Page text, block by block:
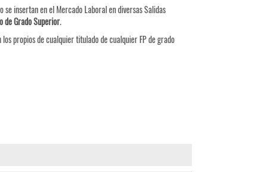
se insertan en el Mercado Laboral en diversas Salidas
de Grado Superior.
los propios de cualquier titulado de cualquier FP de grado